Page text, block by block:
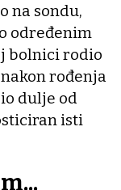
na sondu,
određenim
bolnici rodio
rođenja
dulje od
isti